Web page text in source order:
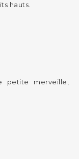
hauts.
petite merveille,